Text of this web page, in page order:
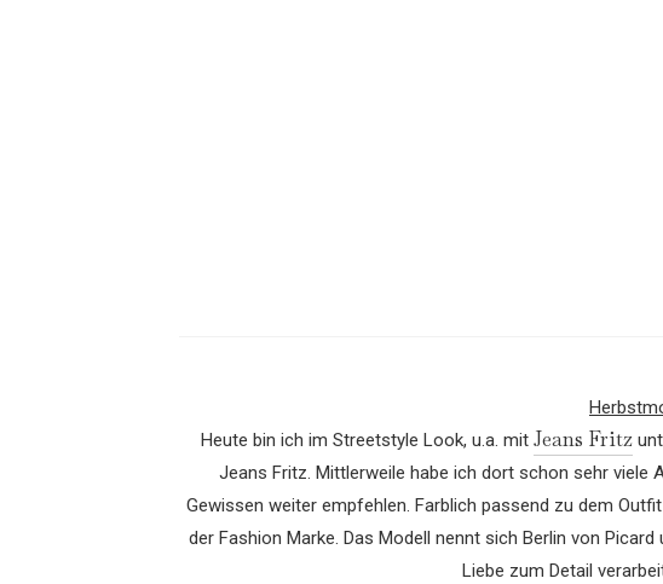
Heute bin ich im Streetstyle Look, u.a. mitJeans Fritz
Jeans Fritz. Mittlerweile habe ich dort schon sehr viele
Gewissen weiter empfehlen. Farblich passend zu dem
der Fashion Marke. Das Modell nennt sich Berlin von
Liebe zum Detail